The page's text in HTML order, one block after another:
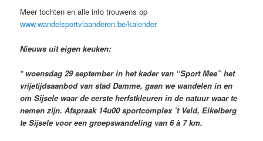
Meer tochten en alle info trouwens op
www.wandelsportvlaanderen.be/kalender
Nieuws uit eigen keuken:
* woensdag 29 september in het kader van “Sport Mee” het
vrijetijdsaanbod van stad Damme, gaan we wandelen in en
om Sijsele waar de eerste herfstkleuren in de natuur waar te
nemen zijn. Afspraak 14u00 sportcomplex ’t Veld, Eikelberg
te Sijsele voor een groepswandeling van 6 à 7 km.